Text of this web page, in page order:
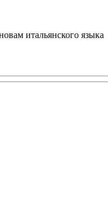
итальянского языка